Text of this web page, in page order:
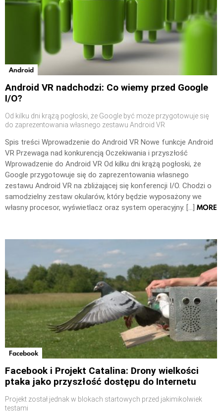
Android
Android VR nadchodzi: Co wiemy przed Google
I/O?
Od kilku dni krążą pogłoski, że Google być może przygotowuje się
do zaprezentowania własnego zestawu Android VR
Spis treści Wprowadzenie do Android VR Nowe funkcje Android
VR Przewaga nad konkurencją Oczekiwania i przyszłość
Wprowadzenie do Android VR Od kilku dni krążą pogłoski, że
Google przygotowuje się do zaprezentowania własnego
zestawu Android VR na zbliżającej się konferencji I/O. Chodzi o
samodzielny zestaw okularów, który będzie wyposażony we
własny procesor, wyświetlacz oraz system operacyjny. […] MORE
Facebook
Facebook i Projekt Catalina: Drony wielkości
ptaka jako przyszłość dostępu do Internetu
Projekt został jednak w blokach startowych przed jakimikolwiek
testami